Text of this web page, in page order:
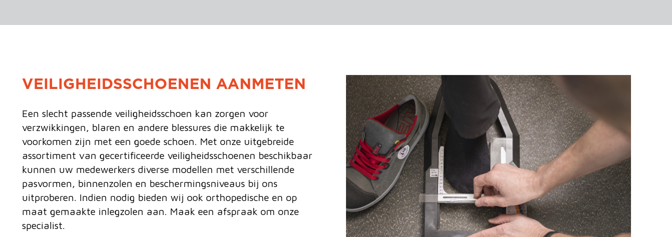
VEILIGHEIDSSCHOENEN AANMETEN
Een slecht passende veiligheidsschoen kan zorgen voor
verzwikkingen, blaren en andere blessures die makkelijk te
voorkomen zijn met een goede schoen. Met onze uitgebreide
assortiment van gecertificeerde veiligheidsschoenen beschikbaar
kunnen uw medewerkers diverse modellen met verschillende
pasvormen, binnenzolen en beschermingsniveaus bij ons
uitproberen. Indien nodig bieden wij ook orthopedische en op
maat gemaakte inlegzolen aan. Maak een afspraak om onze
specialist.